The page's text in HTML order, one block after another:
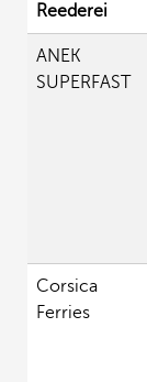
Reederei
ANEK
SUPERFAST
Corsica
Ferries